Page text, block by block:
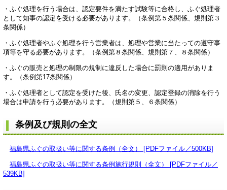
・ふぐ処理を行う場合は、認定要件を満たす試験等に合格し、ふぐ処理者
として知事の認定を受ける必要があります。（条例第５条関係、規則第３
条関係）
・ふぐ処理者やふぐ処理を行う営業者は、処理や営業に当たっての遵守事
項等を守る必要があります。（条例第８条関係、規則第７、８条関係）
・ふぐの販売と処理の制限の規制に違反した場合に罰則の適用がありま
す。（条例第17条関係）
・ふぐ処理者として認定を受けた後、氏名の変更、認定登録の消除を行う
場合は申請を行う必要があります。（規則第５、６条関係）
条例及び規則の全文
福島県ふぐの取扱い等に関する条例（全文） [PDFファイル／500KB]
福島県ふぐの取扱い等に関する条例施行規則（全文） [PDFファイル／
539KB]